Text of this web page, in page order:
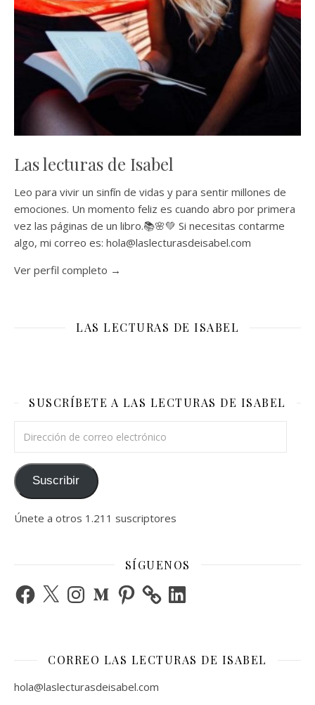
Las lecturas de Isabel
Leo para vivir un sinfín de vidas y para sentir millones de
emociones. Un momento feliz es cuando abro por primera
vez las páginas de un libro.📚🌸💚 Si necesitas contarme
algo, mi correo es: hola@laslecturasdeisabel.com
Ver perfil completo →
LAS LECTURAS DE ISABEL
SUSCRÍBETE A LAS LECTURAS DE ISABEL
Suscribir
Únete a otros 1.211 suscriptores
SÍGUENOS
Facebook
X InstagramMediumPinterest LinkedIn
CORREO LAS LECTURAS DE ISABEL
hola@laslecturasdeisabel.com